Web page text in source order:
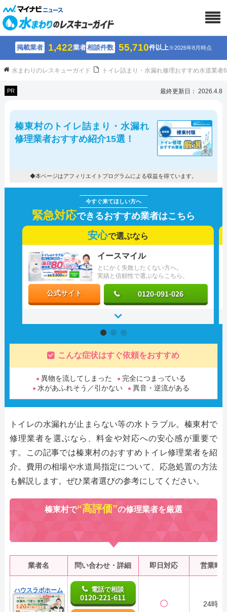
掲載業者 1,422業者相談件数 55,710件以上※2026年8月時点
水まわりのレスキューガイド トイレ詰まり・水漏れ修理おすすめ水道業
PR 最終更新日： 2026.4.8
榛東村のトイレ詰まり・水漏れ
修理業者おすすめ紹介15選！
◆本ページはアフィリエイトプログラムによる収益を得ています。
緊急対応できるおすすめ業者はこちら
安心で選ぶなら
とにかく失敗したくない方へ。
実績と信頼性で選ぶならこちら。
イースマイル
公式サイト 0120-091-026
こんな症状はすぐ依頼をおすすめ
異物を流してしまった
完全につまっている
水があふれそう／引かない
異音・逆流がある
トイレの水漏れが止まらない等の水トラブル。榛東村で
修理業者を選ぶなら、料金や対応への安心感が重要で
す。この記事では榛東村のおすすめトイレ修理業者を紹
介。費用の相場や水道局指定について、応急処置の方法
も解説します。ぜひ業者選びの参考にしてください。
榛東村で“高評価”の修理業者を厳選
業者名 問い合わせ・詳細 即日対応 営業時
ハウスラボホーム 電話で相談
0120-221-611
〇 24時間